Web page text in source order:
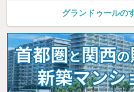
グランドゥールの